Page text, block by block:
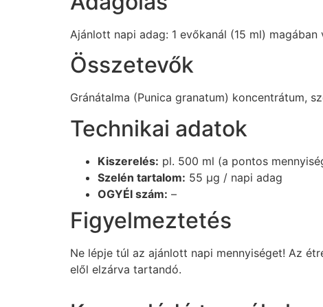
Ajánlott napi adag: 1 evőkanál (15 ml)
Összetevők
Gránátalma (Punica granatum) koncentrátum,
Technikai adatok
Kiszerelés: pl. 500 ml (a pontos
Szelén tartalom: 55 µg / napi adag
OGYÉI szám: –
Figyelmeztetés
Ne lépje túl az ajánlott napi mennyiséget! Az
elől elzárva tartandó.